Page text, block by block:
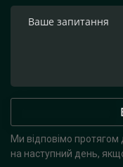
Ми відповімо протягом
на наступний день,